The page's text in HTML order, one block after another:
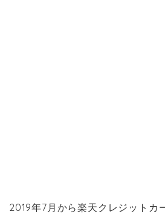
2019年7月から楽天クレジットカ